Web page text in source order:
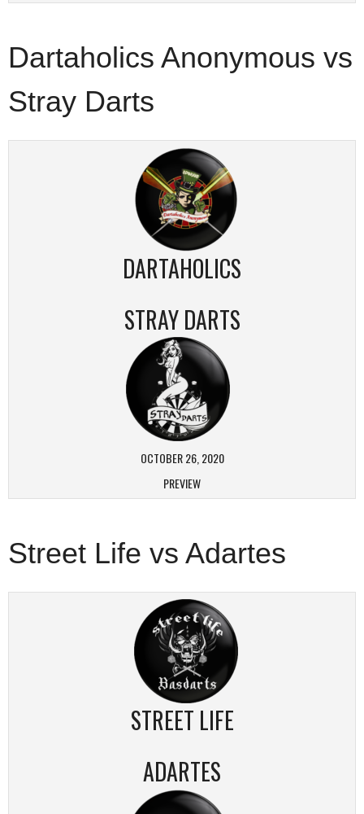
Dartaholics Anonymous vs
Stray Darts
DARTAHOLICS
STRAY DARTS
OCTOBER 26, 2020
PREVIEW
Street Life vs Adartes
STREET LIFE
ADARTES